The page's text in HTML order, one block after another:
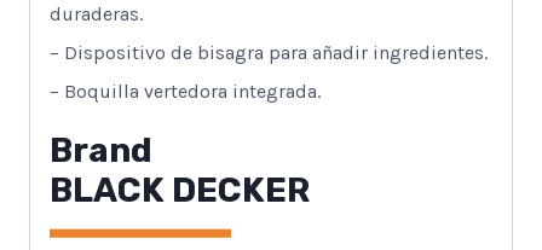
duraderas.
– Dispositivo de bisagra para añadir ingredientes.
– Boquilla vertedora integrada.
Brand
BLACK DECKER